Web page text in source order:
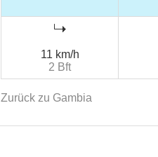
11 km/h
2 Bft
Zurück zu Gambia